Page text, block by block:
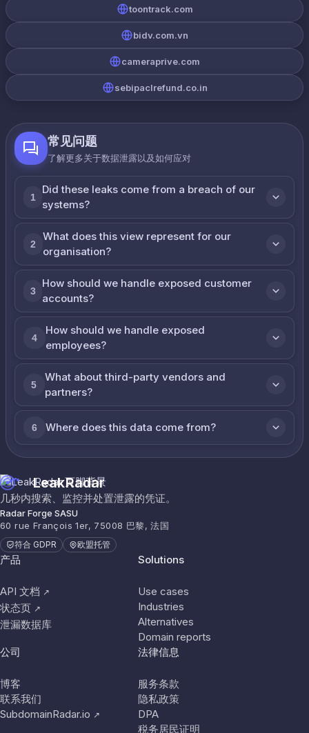
toontrack.com
bidv.com.vn
cameraprive.com
sebipaclrefund.co.in
常见问题
了解更多关于数据泄露以及如何应对
1
Did these leaks come from a breach of our
systems?
2
What does this view represent for our
organisation?
3
How should we handle exposed customer
accounts?
4
How should we handle exposed
employees?
5
What about third-party vendors and
partners?
6 Where does this data come from?
LeakRadar
几秒内搜索、监控并处置泄露的凭证。
Radar Forge SASU
60 rue François 1er, 75008 巴黎, 法国
符合 GDPR 欧盟托管
产品
API 文档 ↗
状态页 ↗
泄漏数据库
Solutions
Use cases
Industries
Alternatives
Domain reports
公司
博客
联系我们
SubdomainRadar.io ↗
法律信息
服务条款
隐私政策
DPA
税务居民证明